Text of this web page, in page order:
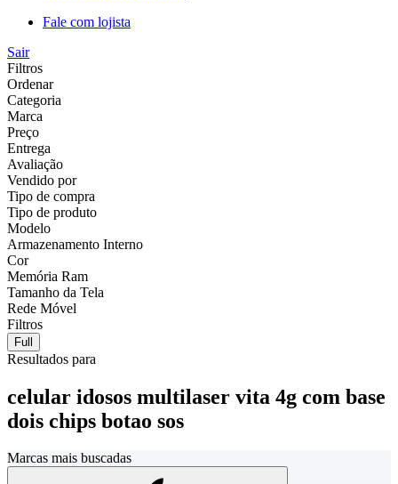
Fale com lojista
Sair
Filtros
Ordenar
Categoria
Marca
Preço
Entrega
Avaliação
Vendido por
Tipo de compra
Tipo de produto
Modelo
Armazenamento Interno
Cor
Memória Ram
Tamanho da Tela
Rede Móvel
Filtros
Full
Resultados para
celular idosos multilaser vita 4g com base
dois chips botao sos
Marcas mais buscadas